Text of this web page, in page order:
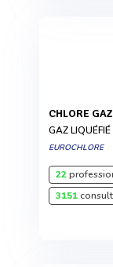
CHLORE
GAZ
EUROCHLORE
22
3151